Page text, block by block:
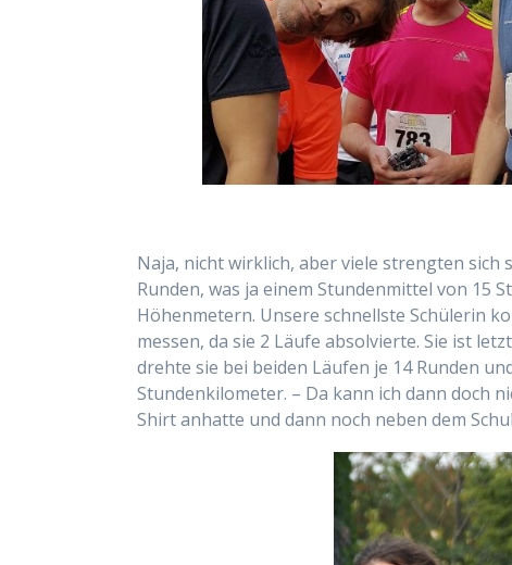
Naja, nicht wirklich, aber viele strengten sich
Runden, was ja einem Stundenmittel von 15
Höhenmetern. Unsere schnellste Schülerin
messen, da sie 2 Läufe absolvierte. Sie ist
drehte sie bei beiden Läufen je 14 Runden
Stundenkilometer. – Da kann ich dann doch
Shirt anhatte und dann noch neben dem